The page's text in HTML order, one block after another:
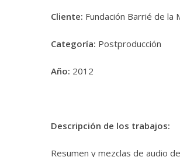
Cliente: Fundación Barrié de la
Categoría: Postproducción
Año: 2012
Descripción de los trabajos:
Resumen y mezclas de audio